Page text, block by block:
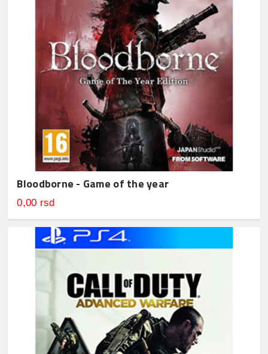
Bloodborne - Game of the year
0,00 rsd